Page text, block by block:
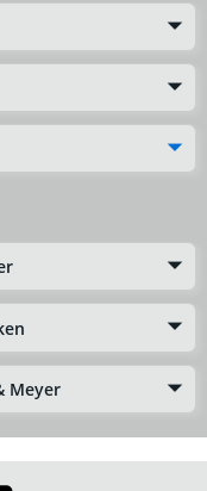
Meyer